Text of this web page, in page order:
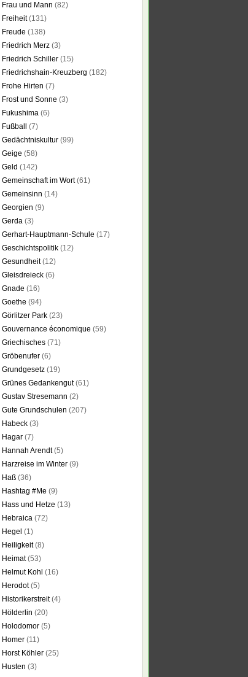
Frau und Mann (82)
Freiheit(131)
Freude (138)
Friedrich Merz (3)
Friedrich Schiller (15)
Friedrichshain-Kreuzberg (182)
Frohe Hirten (7)
Frost und Sonne (3)
Fukushima (6)
Fußball
(7)
Gedächtniskultur (99)
Geige (58)
Geld (142)
Gemeinschaft im Wort(61)
Gemeinsinn (14)
Georgien (9)
Gerda (3)
Gerhart-Hauptmann-Schule (17)
Geschichtspolitik (12)
Gesundheit(12)
Gleisdreieck (6)
Gnade (16)
Goethe (94)
Görlitzer Park (23)
Gouvernance économique (59)
Griechisches (71)
Gröbenufer (6)
Grundgesetz (19)
Grünes Gedankengut(61)
Gustav Stresemann (2)
Gute Grundschulen (207)
Habeck (3)
Hagar (7)
Hannah Arendt(5)
Harzreise im Winter (9)
Haß (36)
Hashtag #Me (9)
Hass und Hetze (13)
Hebraica (72)
Hegel (1)
Heiligkeit(8)
Heimat(53)
Helmut Kohl (16)
Herodot(5)
Historikerstreit(4)
Hölderlin (20)
Holodomor (5)
Homer (11)
Horst Köhler (25)
Husten (3)